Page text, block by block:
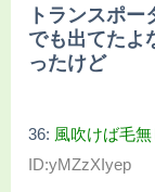
トランスポー
でも出てたよ
ったけど
36: 風吹けば毛無
ID:yMZzXIyep